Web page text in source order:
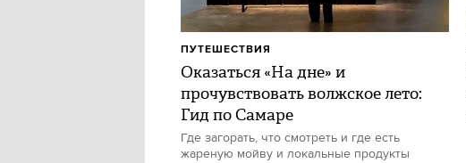
Оказаться «На дне» и
прочувствовать волжское лето:
Гид по Самаре
Где загорать, что смотреть и где есть
жареную мойву и локальные продукты
ПУТЕШЕСТВИЯ